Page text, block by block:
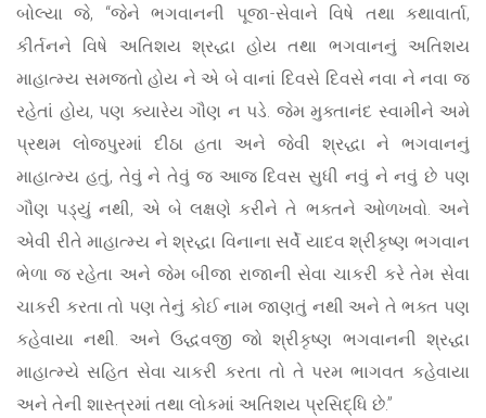
બોલ્યા જે, “જેને ભગવાનની પૂજા-સેવાને વિષે તથા કથાવાર્તા,
કીર્તનને વિષે અતિશય શ્રદ્ધા હોય તથા ભગવાનનું અતિશય
માહાત્મ્ય સમજતો હોય ને એ બે વાનાં દિવસે દિવસે નવા ને નવા જ
રહેતાં હોય, પણ ક્યારેય ગૌણ ન પડે. જેમ મુક્તાનંદ સ્વામીને અમે
પ્રથમ લોજપુરમાં દીઠા હતા અને જેવી શ્રદ્ધા ને ભગવાનનું
માહાત્મ્ય હતું, તેવું ને તેવું જ આજ દિવસ સુધી નવું ને નવું છે પણ
ગૌણ પડ્યું નથી, એ બે લક્ષણે કરીને તે ભક્તને ઓળખવો. અને
એવી રીતે માહાત્મ્ય ને શ્રદ્ધા વિનાના સર્વે યાદવ શ્રીકૃષ્ણ ભગવાન
ભેળા જ રહેતા અને જેમ બીજા રાજાની સેવા ચાકરી કરે તેમ સેવા
ચાકરી કરતા તો પણ તેનું કોઈ નામ જાણતું નથી અને તે ભક્ત પણ
કહેવાયા નથી. અને ઉદ્ધવજી જો શ્રીકૃષ્ણ ભગવાનની શ્રદ્ધા
માહાત્મ્યે સહિત સેવા ચાકરી કરતા તો તે પરમ ભાગવત કહેવાયા
અને તેની શાસ્ત્રમાં તથા લોકમાં અતિશય પ્રસિદ્ધિ છે.”